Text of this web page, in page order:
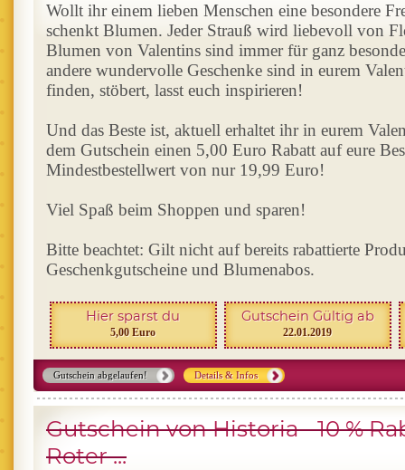
Wollt ihr einem lieben Menschen eine besondere
schenkt Blumen. Jeder Strauß wird liebevoll von
Blumen von Valentins sind immer für ganz
andere wundervolle Geschenke sind in eurem
finden, stöbert, lasst euch inspirieren!
Und das Beste ist, aktuell erhaltet ihr in eurem
dem Gutschein einen 5,00 Euro Rabatt auf eure
Mindestbestellwert von nur 19,99 Euro!
Viel Spaß beim Shoppen und sparen!
Bitte beachtet: Gilt nicht auf bereits rabattierte
Geschenkgutscheine und Blumenabos.
Hier sparst du
5,00 Euro
Gutschein Gültig ab
22.01.2019
Gutschein abgelaufen! Details & Infos
Gutschein von Historia - 10 %
Roter ...